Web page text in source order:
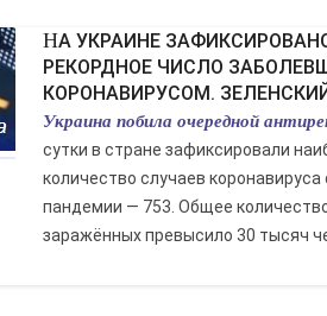
НА УКРАИНЕ ЗАФИКСИРОВАНО
РЕКОРДНОЕ ЧИСЛО
КОРОНАВИРУСОМ.
Украина побила очередной
сутки в стране зафиксировали
количество случаев коронавируса
пандемии — 753. Общее
заражённых превысило 30 тысяч